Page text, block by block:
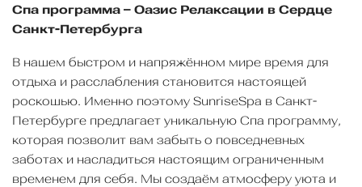
Cпа программа – Оазис Релаксации в Сердце
Санкт-Петербурга
В нашем быстром и напряжённом мире время для
отдыха и расслабления становится настоящей
роскошью. Именно поэтому SunriseSpa в Санкт-
Петербурге предлагает уникальную Cпа программу,
которая позволит вам забыть о повседневных
заботах и насладиться настоящим ограниченным
временем для себя. Мы создаём атмосферу уюта и